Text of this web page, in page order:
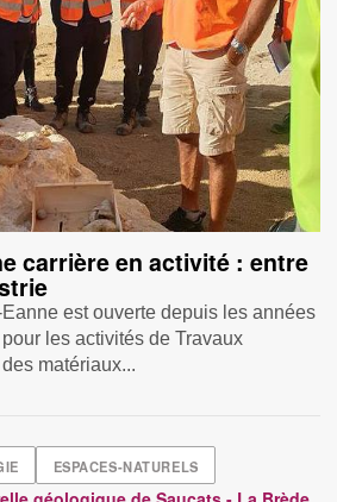
carrière en activité : entre
est ouverte depuis les années
les activités de Travaux
matériaux...
ESPACES-NATURELS